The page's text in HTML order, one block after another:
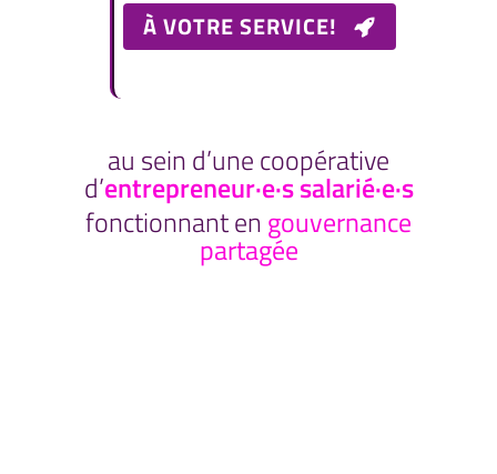
À VOTRE SERVICE!
au sein d’une coopérative
d’entrepreneur·e·s salarié·e·s
fonctionnant engouvernance
partagée